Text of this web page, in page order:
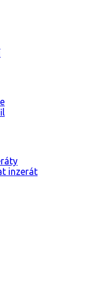
inzerát